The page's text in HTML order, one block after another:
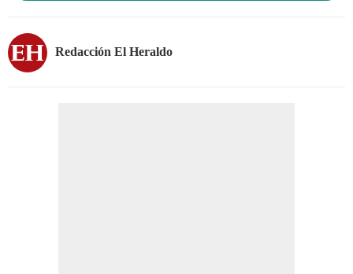
Redacción El Heraldo